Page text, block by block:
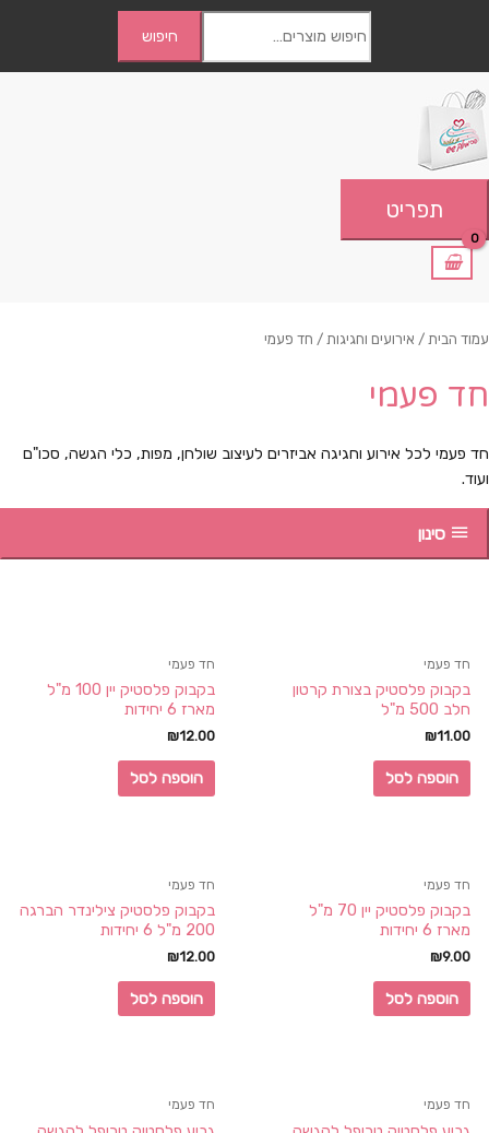
עבור:
חיפוש
תפריט
תפריט
הבית/אירועים וחגיגות/ חד פעמי
פעמי
פעמי לכל אירוע וחגיגה אביזרים לעיצוב שולחן, מפות, כלי הגשה, סכו"ם
סינון
חד פעמי
בקבוק פלסטיק בצורת קרטון
חלב 500 מ"ל
₪11.00
הוספה לסל
חד פעמי
בקבוק פלסטיק יין 100 מ"ל
מארז 6 יחידות
₪12.00
הוספה לסל
חד פעמי
בקבוק פלסטיק יין 70 מ"ל
מארז 6 יחידות
₪9.00
הוספה לסל
חד פעמי
בקבוק פלסטיק צילינדר הברגה
200 מ"ל 6 יחידות
₪12.00
הוספה לסל
חד פעמי חד פעמי